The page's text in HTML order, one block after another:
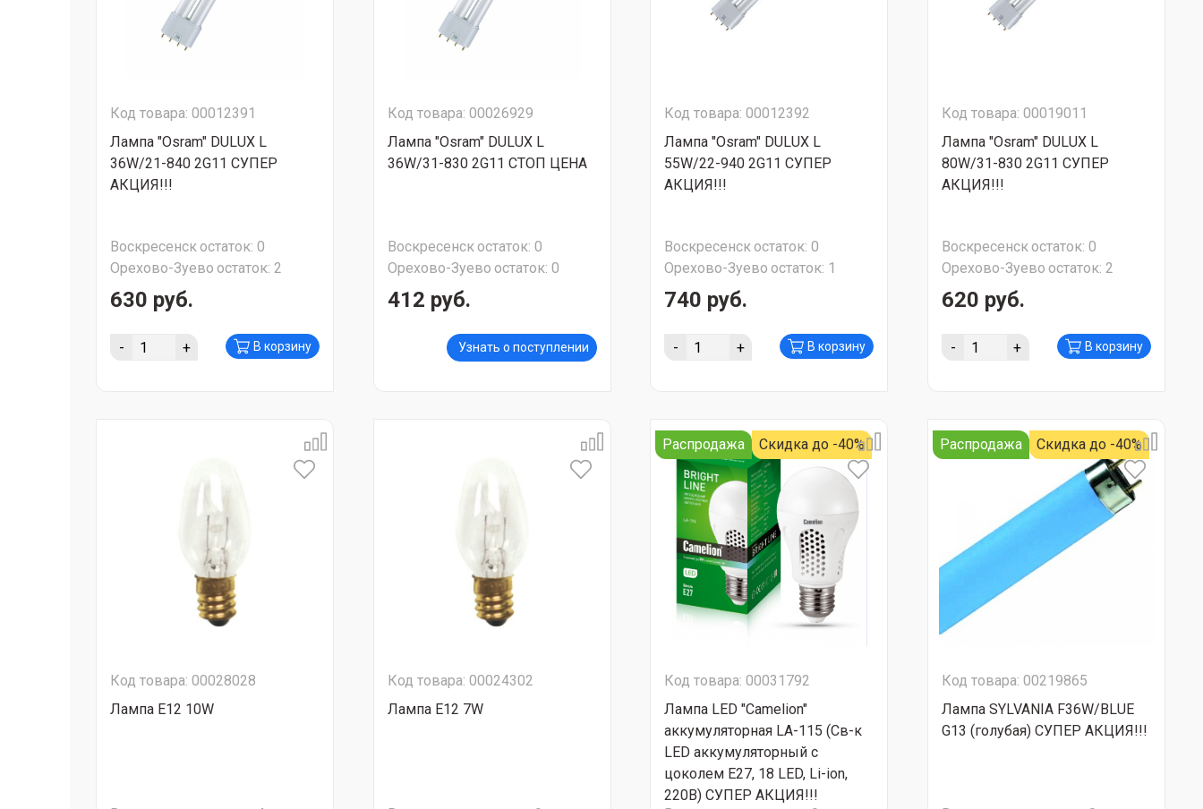
Код товара: 00012391
Лампа "Osram" DULUX L
36W/21-840 2G11 СУПЕР
АКЦИЯ!!!
Воскресенскостаток: 0
Орехово-Зуево остаток: 2
630 руб.
- + В корзину
Код товара: 00026929
Лампа "Osram" DULUX L
36W/31-830 2G11 СТОП ЦЕНА
Воскресенскостаток: 0
Орехово-Зуево остаток: 0
412 руб.
Узнать о поступлении
Код товара: 00012392
Лампа "Osram" DULUX L
55W/22-940 2G11 СУПЕР
АКЦИЯ!!!
Воскресенскостаток: 0
Орехово-Зуево остаток: 1
740 руб.
- + В корзину
Код товара: 00019011
Лампа "Osram" DULUX L
80W/31-830 2G11 СУПЕР
АКЦИЯ!!!
Воскресенскостаток: 0
Орехово-Зуево остаток: 2
620 руб.
- + В корзину
Код товара: 00028028
Лампа E12 10W
Код товара: 00024302
Лампа E12 7W
Распродажа Скидка до -40%
Код товара: 00031792
Лампа LED "Сamelion"
аккумуляторная LA-115 (Св-к
LED аккумуляторный с
цоколем Е27, 18 LED, Li-ion,
220В) СУПЕР АКЦИЯ!!!
Распродажа Скидка до -40%
Код товара: 00219865
Лампа SYLVANIA F36W/BLUE
G13 (голубая) СУПЕР АКЦИЯ!!!